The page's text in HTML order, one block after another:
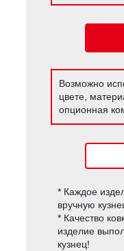
Возможно
цвете,
опционная
* Каждое
вручную
* Качество
изделие
кузнец!